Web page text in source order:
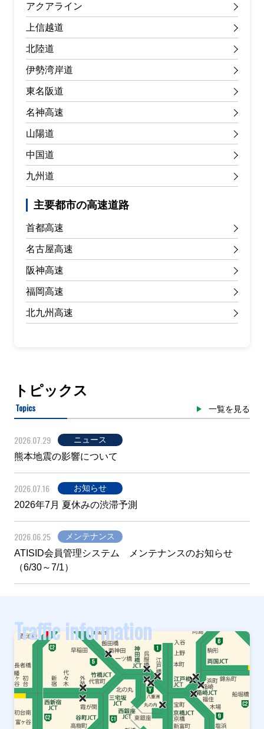
アクアライン
上信越道
北陸道
伊勢湾岸道
東名阪道
名神高速
山陽道
中国道
九州道
主要都市の高速道路
首都高速
名古屋高速
阪神高速
福岡高速
北九州高速
トピックス
Topics 一覧を見る
2026.07.29 ニュース
熊本地震の影響について
2026.07.16 お知らせ
2026年7月 夏休みの渋滞予測
2026.06.25 メンテナンス
ATISID会員管理システム メンテナンスのお知らせ
（6/30～7/1）
Traffic information